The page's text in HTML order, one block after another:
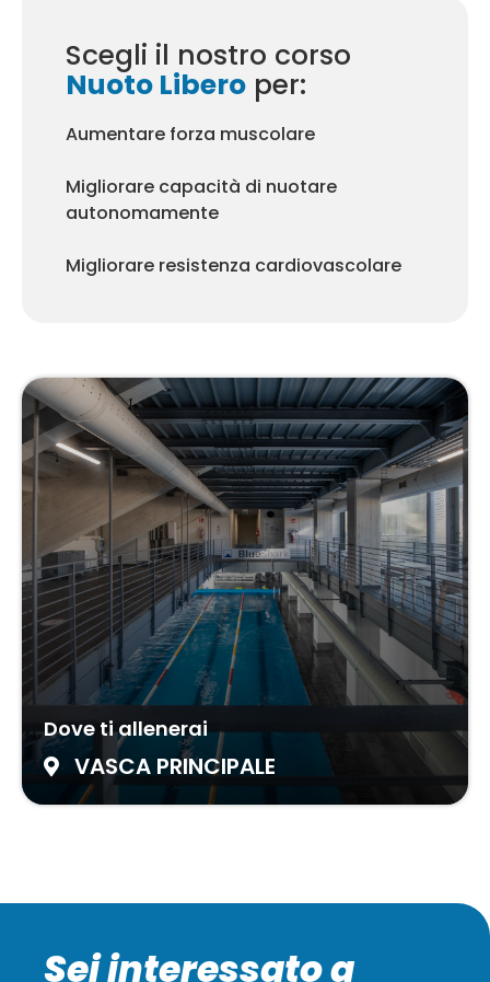
Scegli il nostro corso
Nuoto Libero per:
Aumentare forza muscolare
Migliorare capacità di nuotare
autonomamente
Migliorare resistenza cardiovascolare
Dove ti allenerai
VASCA PRINCIPALE
Sei interessato a